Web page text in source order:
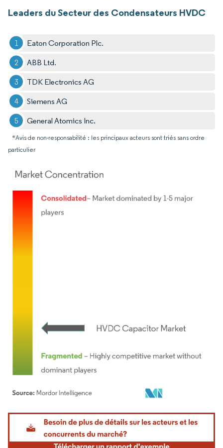
Leaders du Secteur des Condensateurs HVDC
Eaton Corporation Plc.
ABB Ltd.
TDK Electronics AG
Siemens AG
General Atomics Inc.
*Avis de non-responsabilité : les principaux acteurs sont triés sans ordre
particulier
Image © Mordor Intelligence. La réutilisation nécessite une attribution sous CC BY